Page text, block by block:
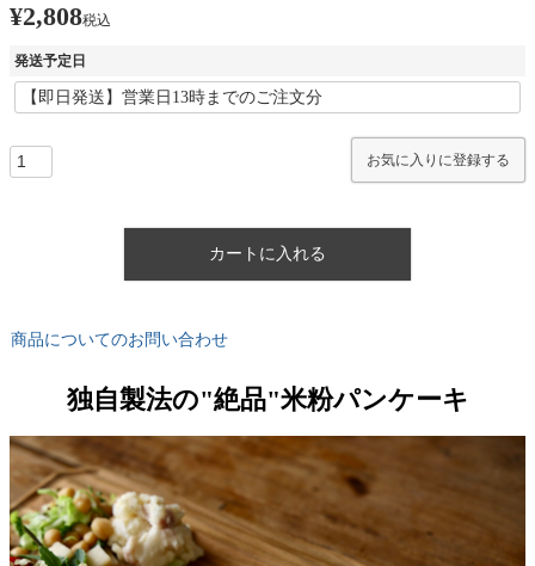
¥2,808税込
発送予定日
お気に入りに登録する
カートに入れる
商品についてのお問い合わせ
独自製法の"絶品"米粉パンケーキ